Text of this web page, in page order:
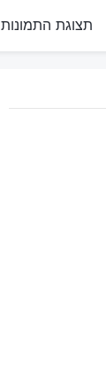
תצוגת התמונות